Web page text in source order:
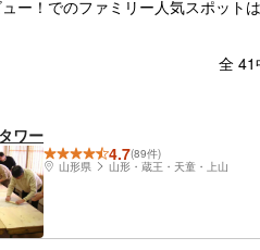
ー！でのファミリー人気スポッ
全 41
ワー
4.7(89件)
山形県
山形・蔵王・天童・上山